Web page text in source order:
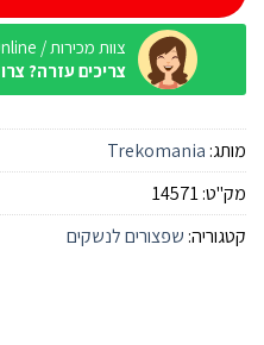
צוות מכירות / Online
צריכים עזרה?
מותג: Trekomania
מק"ט:14571
קטגוריה: שפצורים לנשקים